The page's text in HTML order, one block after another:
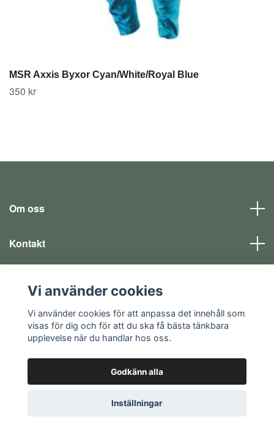
MSR Axxis Byxor Cyan/White/Royal Blue
350 kr
Om oss
Kontakt
Sociala medier
© 2026 EQ SHOP - allt för dina fritidsintressen
Vi använder cookies
Vi använder cookies för att anpassa det innehåll som
visas för dig och för att du ska få bästa tänkbara
upplevelse när du handlar hos oss.
Godkänn alla
Inställningar